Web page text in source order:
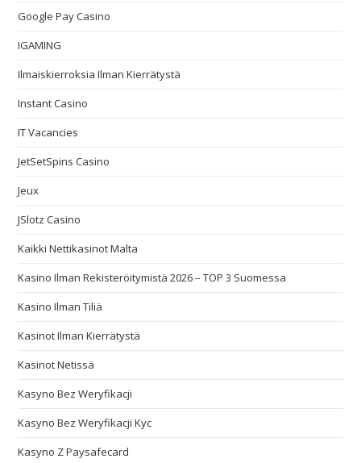
Google Pay Casino
IGAMING
Ilmaiskierroksia Ilman Kierrätystä
Instant Casino
IT Vacancies
JetSetSpins Casino
Jeux
JSlotz Casino
Kaikki Nettikasinot Malta
Kasino Ilman Rekisteröitymistä 2026 – TOP 3 Suomessa
Kasino Ilman Tiliä
Kasinot Ilman Kierrätystä
Kasinot Netissä
Kasyno Bez Weryfikacji
Kasyno Bez Weryfikacji Kyc
Kasyno Z Paysafecard